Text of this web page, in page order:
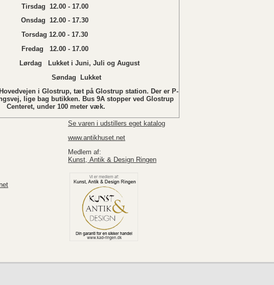
Tirsdag 12.00 - 17.00
Onsdag 12.00 - 17.30
Torsdag 12.00 - 17.30
Fredag 12.00 - 17.00
Lukket i Juni, Juli og August
Lukket
i Glostrup, tæt på Glostrup station. Der er P-
lige bag butikken. Bus 9A stopper ved Glostrup
Centeret, under 100 meter væk.
Se varen i udstillers eget katalog
www.antikhuset.net
Medlem af:
Kunst, Antik & Design Ringen